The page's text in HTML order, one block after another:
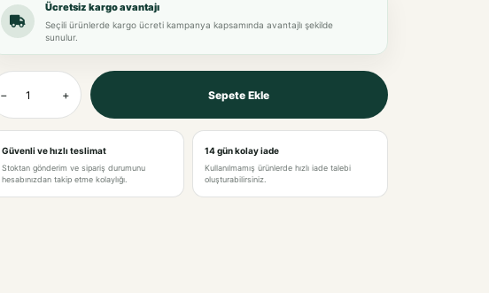
Ücretsiz kargo avantajı
Seçili ürünlerde kargo ücreti kampanya kapsamında avantajlı şekilde
sunulur.
− + Sepete Ekle
Güvenli ve hızlı teslimat
Stoktan gönderim ve sipariş durumunu
hesabınızdan takip etme kolaylığı.
14 gün kolay iade
Kullanılmamış ürünlerde hızlı iade talebi
oluşturabilirsiniz.